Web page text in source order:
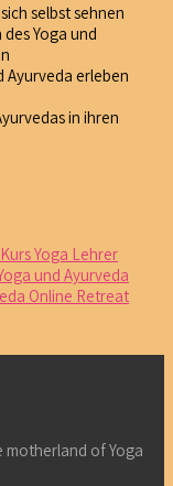
selbst sehnen
Yoga und
Ayurveda erleben
in ihren
Yoga Lehrer
und Ayurveda
Online Retreat
motherland of Yoga